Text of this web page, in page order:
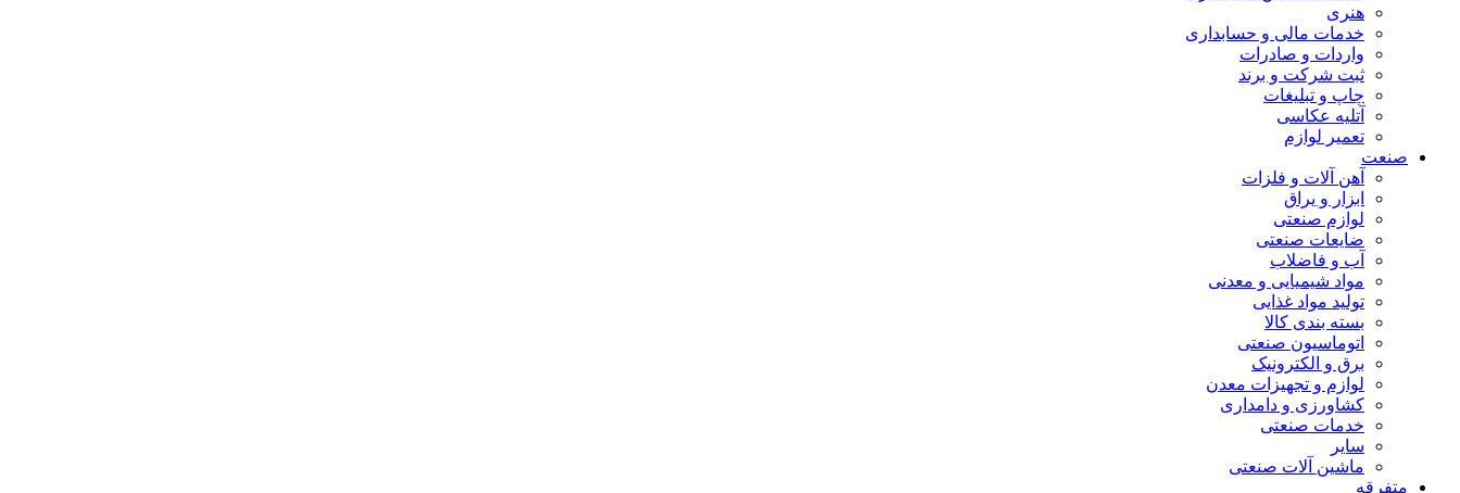
هنری
خدمات مالی و حسابداری
واردات و صادرات
ثبت شرکت و برند
چاپ و تبلیغات
آتلیه عکاسی
تعمیر لوازم
صنعت
آهن آلات و فلزات
ابزار و یراق
لوازم صنعتی
ضایعات صنعتی
آب و فاضلاب
مواد شیمیایی و معدنی
تولید مواد غذایی
بسته بندی کالا
اتوماسیون صنعتی
برق و الکترونیک
لوازم و تجهیزات معدن
کشاورزی و دامداری
خدمات صنعتی
سایر
ماشین آلات صنعتی
متفرقه